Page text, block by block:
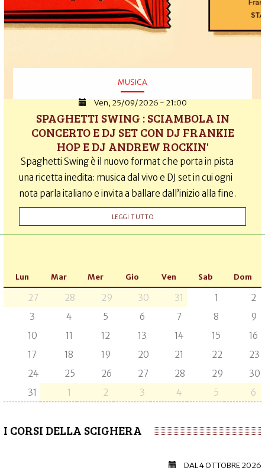
MUSICA
Ven, 25/09/2026 - 21:00
SPAGHETTI SWING : SCIAMBOLA IN
CONCERTO E DJ SET CON DJ FRANKIE
HOP E DJ ANDREW ROCKIN'
Spaghetti Swing è il nuovo format che porta in pista
una ricetta inedita: musica dal vivo e DJ set in cui ogni
nota parla italiano e invita a ballare dall’inizio alla fine.
LEGGI TUTTO
Lun Mar Mer Gio Ven Sab Dom
27 28 29 30 31 1
2
3
4 5 6 7 8
9
10
11 12 13 14 15
16
17
18 19 20 21 22
23
24
25 26 27 28 29
30
31
1 2 3 4 5 6
I CORSI DELLA SCIGHERA
DAL4 OTTOBRE 2026